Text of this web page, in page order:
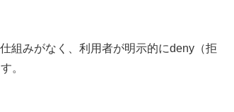
組みがなく、利用者が明示的にdeny（拒
。